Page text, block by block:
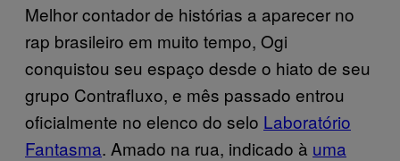
Melhor contador de histórias a aparecer no
rap brasileiro em muito tempo, Ogi
conquistou seu espaço desde o hiato de seu
grupo Contrafluxo, e mês passado entrou
oficialmente no elenco do selo Laboratório
Fantasma. Amado na rua, indicado à uma